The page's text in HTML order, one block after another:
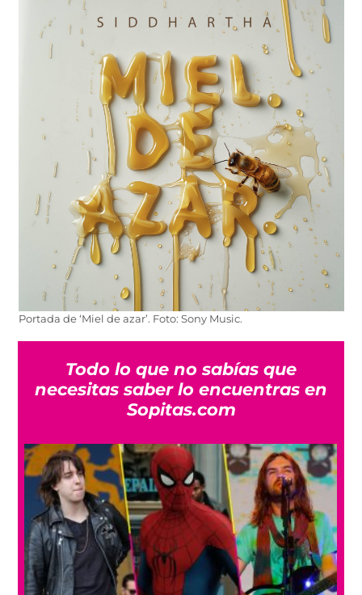
Portada de ‘Miel de azar’. Foto: Sony Music.
Todo lo que no sabías que
necesitas saber lo encuentras en
Sopitas.com